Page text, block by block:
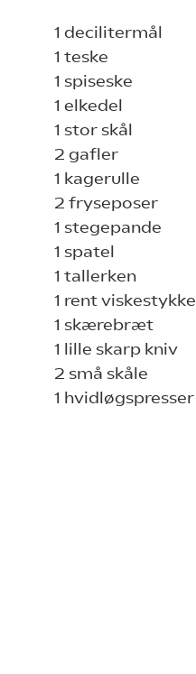
1 decilitermål
1 teske
1 spiseske
1 elkedel
1 stor skål
2 gafler
1 kagerulle
2 fryseposer
1 stegepande
1 spatel
1 tallerken
1 rent viskestykke
1 skærebræt
1 lille skarp kniv
2 små skåle
1 hvidløgspresser